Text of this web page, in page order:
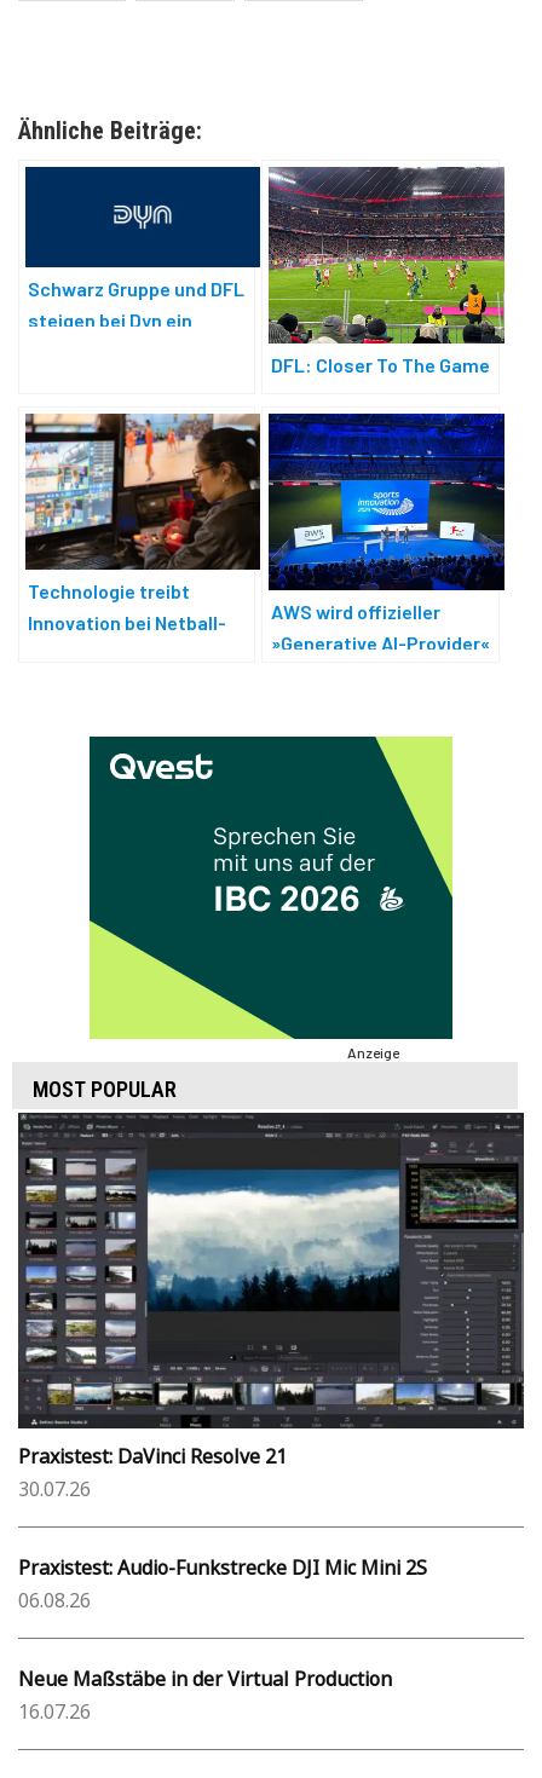
Ähnliche Beiträge:
Schwarz Gruppe und DFL
steigen bei Dyn ein
DFL: Closer To The Game
Technologie treibt
Innovation bei Netball-
AWS wird offizieller
»Generative AI-Provider«
Anzeige
MOST POPULAR
Praxistest: DaVinci Resolve 21
30.07.26
Praxistest: Audio-Funkstrecke DJI Mic Mini 2S
06.08.26
Neue Maßstäbe in der Virtual Production
16.07.26